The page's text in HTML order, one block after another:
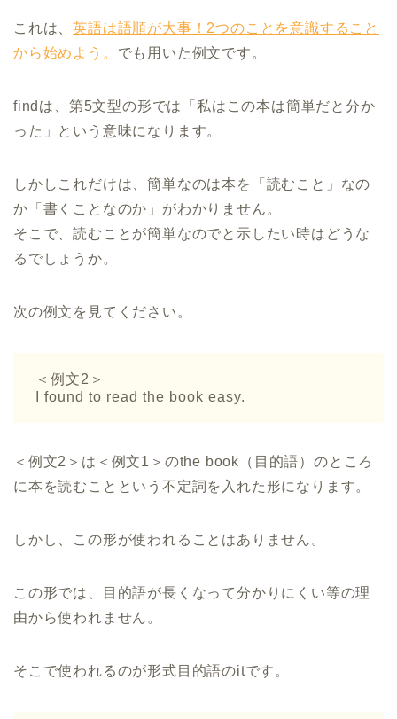
これは、英語は語順が大事！2つのことを意識すること
から始めよう。 でも用いた例文です。
findは、第5文型の形では「私はこの本は簡単だと分か
った」という意味になります。
しかしこれだけは、簡単なのは本を「読むこと」なの
か「書くことなのか」がわかりません。
そこで、読むことが簡単なのでと示したい時はどうな
るでしょうか。
次の例文を見てください。
＜例文2＞
I found to read the book easy.
＜例文2＞は＜例文1＞のthe book（目的語）のところ
に本を読むことという不定詞を入れた形になります。
しかし、この形が使われることはありません。
この形では、目的語が長くなって分かりにくい等の理
由から使われません。
そこで使われるのが形式目的語のitです。